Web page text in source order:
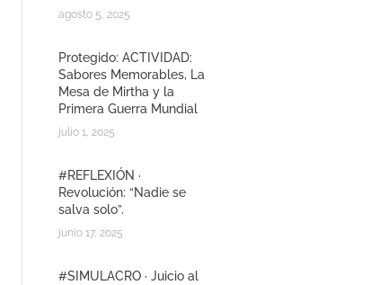
agosto 5, 2025
Protegido: ACTIVIDAD:
Sabores Memorables, La
Mesa de Mirtha y la
Primera Guerra Mundial
julio 1, 2025
#REFLEXIÓN ·
Revolución: “Nadie se
salva solo”.
junio 17, 2025
#SIMULACRO · Juicio al